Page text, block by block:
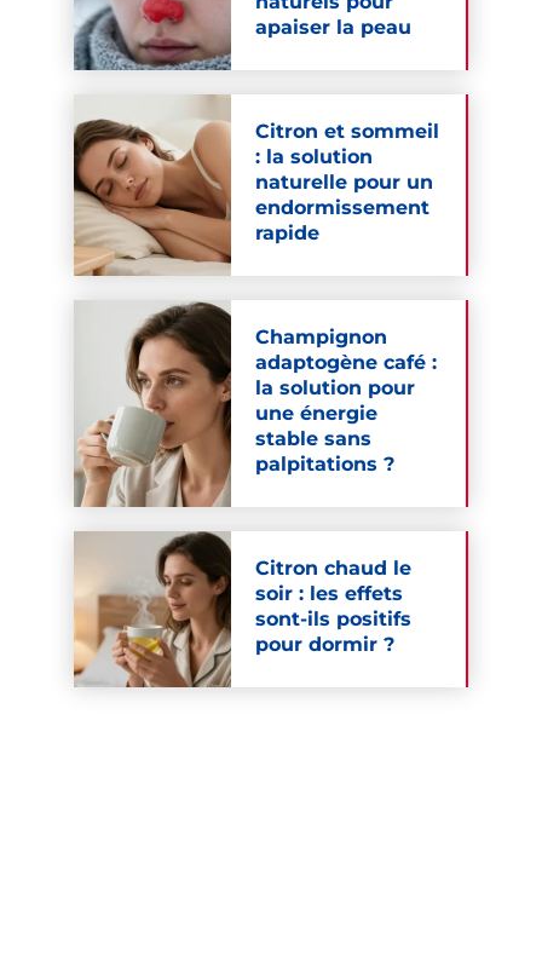
apaiser la peau
Citron et sommeil
: la solution
naturelle pour un
endormissement
rapide
Champignon
adaptogène café :
la solution pour
une énergie
stable sans
palpitations ?
Citron chaud le
soir : les effets
sont-ils positifs
pour dormir ?